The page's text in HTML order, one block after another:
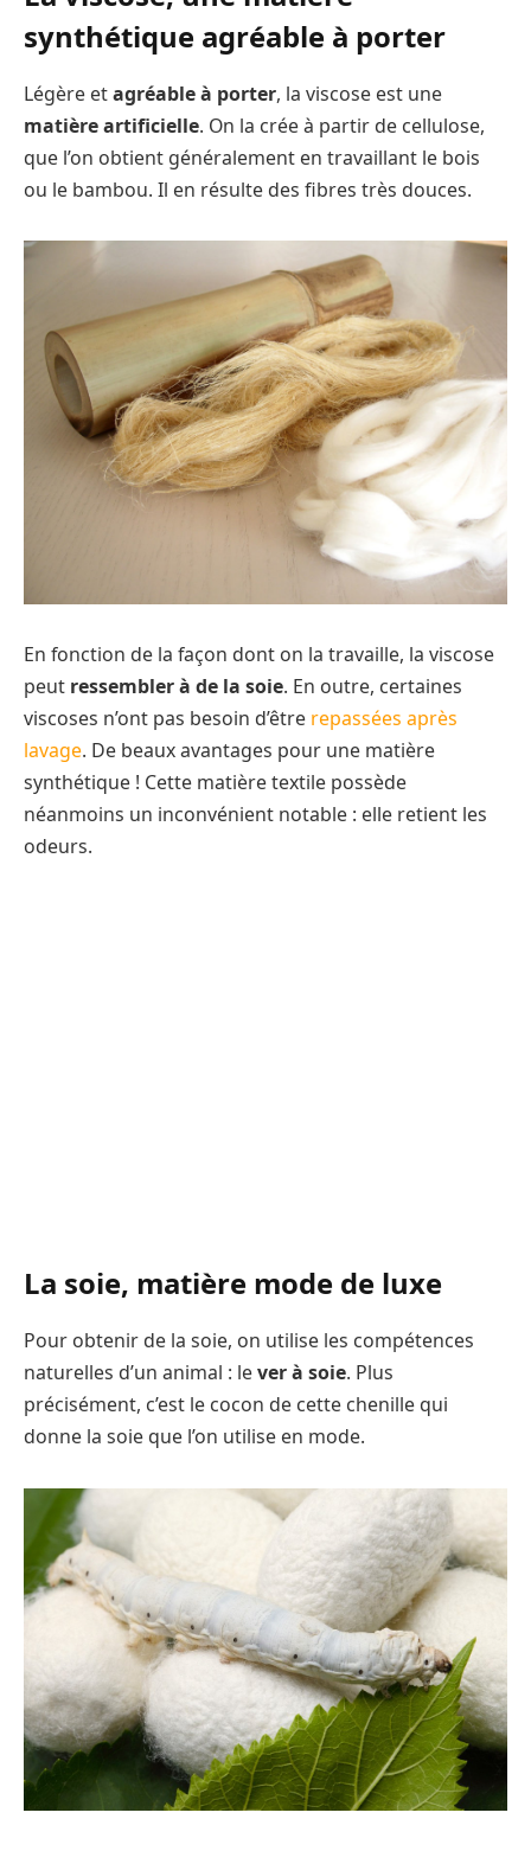
synthétique agréable à porter
Légère etagréable à porter, la viscose est une
matière artificielle. On la crée à partir de cellulose,
que l’on obtient généralement en travaillant le bois
ou le bambou. Il en résulte des fibres très douces.
En fonction de la façon dont on la travaille, la viscose
peut ressembler à de la soie. En outre, certaines
viscoses n’ont pas besoin d’être repassées après
lavage. De beaux avantages pour une matière
synthétique ! Cette matière textile possède
néanmoins un inconvénient notable : elle retient les
odeurs.
La soie, matière mode de luxe
Pour obtenir de la soie, on utilise les compétences
naturelles d’un animal : lever à soie. Plus
précisément, c’est le cocon de cette chenille qui
donne la soie que l’on utilise en mode.